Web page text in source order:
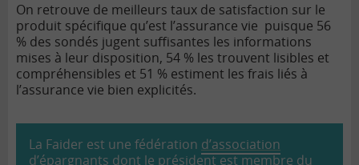
On retrouve de meilleurs taux de satisfaction sur le
produit spécifique qu’est l’assurance vie puisque 56
% des sondés jugent suffisantes les informations
mises à leur disposition, 54 % les trouvent lisibles et
compréhensibles et 51 % estiment les frais liés à
l’assurance vie bien explicités.
La Faider est une fédération d’association
d’épargnants dont le président est membre du